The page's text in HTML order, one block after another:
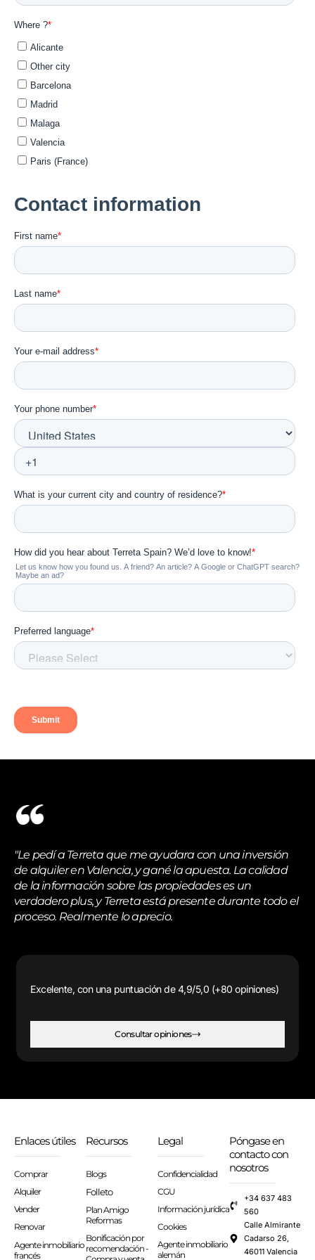
"Le pedí a Terreta que me ayudara con una inversión
de alquiler en Valencia, y gané la apuesta. La calidad
de la información sobre las propiedades es un
verdadero plus, y Terreta está presente durante todo el
proceso. Realmente lo aprecio.
Excelente, con una puntuación de 4,9/5,0 (+80 opiniones)
Consultar opiniones
Enlaces útiles
Comprar
Alquiler
Vender
Renovar
Agente inmobiliario
francés
Recursos
Blogs
Folleto
Plan Amigo
Reformas
Bonificación por
recomendación -
Legal
Confidencialidad
CGU
Información jurídica
Cookies
Agente inmobiliario
alemán
Póngase en
contacto con
nosotros
+34 637 483
560
Calle Almirante
Cadarso 26,
46011 Valencia